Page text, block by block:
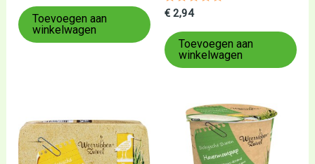
uit
5
Toevoegen aan
winkelwagen
Gewaardeerd
uit
5
€ 2,94
Toevoegen aan
winkelwagen